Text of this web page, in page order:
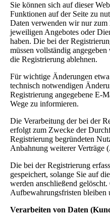
Sie können sich auf dieser
Funktionen auf der Seite zu
Daten verwenden wir nur
jeweiligen Angebotes oder
haben. Die bei der
müssen vollständig
die Registrierung ablehnen.
Für wichtige Änderungen
technisch notwendigen
Registrierung angegebene E-
Wege zu informieren.
Die Verarbeitung der bei der
erfolgt zum Zwecke der
Registrierung begründeten
Anbahnung weiterer
Die bei der Registrierung
gespeichert, solange Sie auf
werden anschließend gelöscht.
Aufbewahrungsfristen bleiben
Verarbeiten von Daten